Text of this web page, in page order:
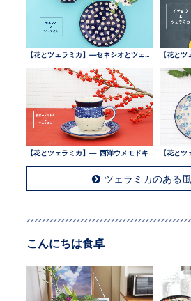
ツェラミカのある
こんにちは食卓